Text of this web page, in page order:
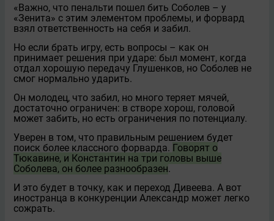
«Важно, что пенальти пошел бить Соболев – у
«Зенита» с этим элементом проблемы, и форвард
взял ответственность на себя и забил.
Но если брать игру, есть вопросы – как он
принимает решения при ударе: был момент, когда
отдал хорошую передачу Глушенков, но Соболев не
смог нормально ударить.
Он молодец, что забил, но много теряет мячей,
достаточно ограничен: в створе хорош, головой
может забить, но есть ограничения по потенциалу.
Уверен в том, что правильным решением будет
поиск более классного форварда. Говорят о
Тюкавине, и Константин на три головы выше
Соболева, он более разнообразен.
И это будет в точку, как и переход Дивеева. А вот
иностранца в конкуренции Александр может легко
сожрать.